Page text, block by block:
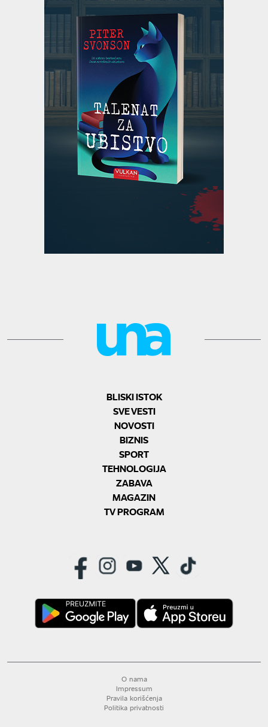
BLISKI ISTOK
SVE VESTI
NOVOSTI
BIZNIS
SPORT
TEHNOLOGIJA
ZABAVA
MAGAZIN
TV PROGRAM
O nama
Impressum
Pravila korišćenja
Politika privatnosti